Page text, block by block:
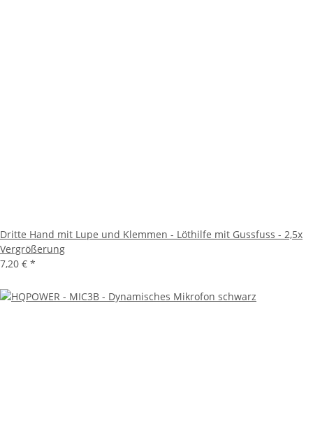
Dritte Hand mit Lupe und Klemmen - Löthilfe mit Gussfuss - 2,5x
Vergrößerung
7,20 € *